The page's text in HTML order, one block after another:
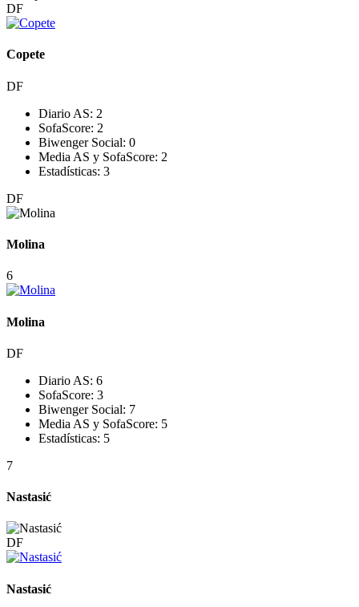
DF
Copete
DF
Diario AS: 2
SofaScore: 2
Biwenger Social: 0
Media AS y SofaScore: 2
Estadísticas: 3
DF
Molina
6
Molina
DF
Diario AS: 6
SofaScore: 3
Biwenger Social: 7
Media AS y SofaScore: 5
Estadísticas: 5
7
Nastasić
DF
Nastasić